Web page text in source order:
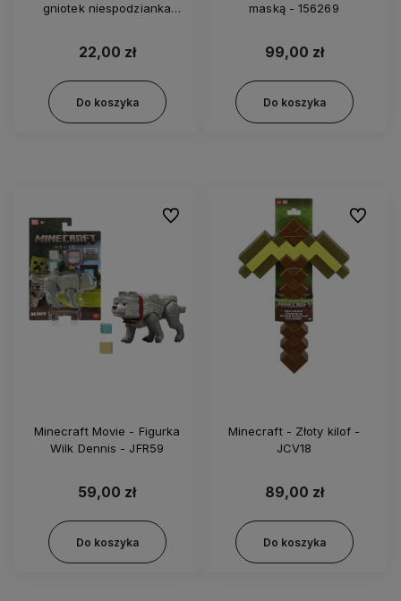
gniotek niespodzianka
22,00 zł
Do koszyka
maską - 156269
99,00 zł
Do koszyka
Minecraft Movie - Figurka
Wilk Dennis - JFR59
59,00 zł
Do koszyka
Do ulubionych
Minecraft - Złoty kilof -
JCV18
89,00 zł
Do koszyka
Do